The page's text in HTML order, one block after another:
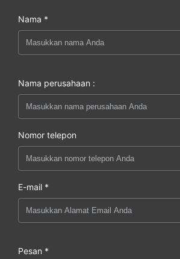
Nama *
Nama perusahaan :
Nomor telepon
E-mail *
Pesan *